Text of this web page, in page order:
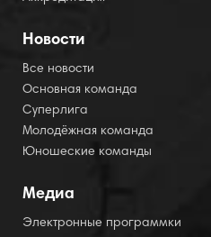
Новости
Все новости
Основная команда
Суперлига
Молодёжная команда
Юношеские команды
Медиа
Электронные программки